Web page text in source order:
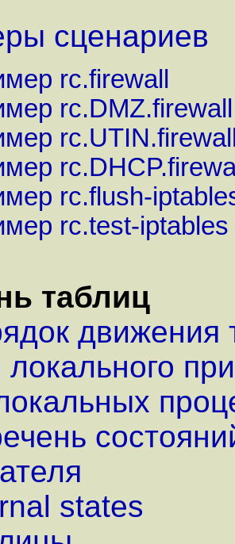
сценариев
rc.firewall
rc.DMZ.firewall
rc.flush-
rc.test-iptables
таблиц
движения
states